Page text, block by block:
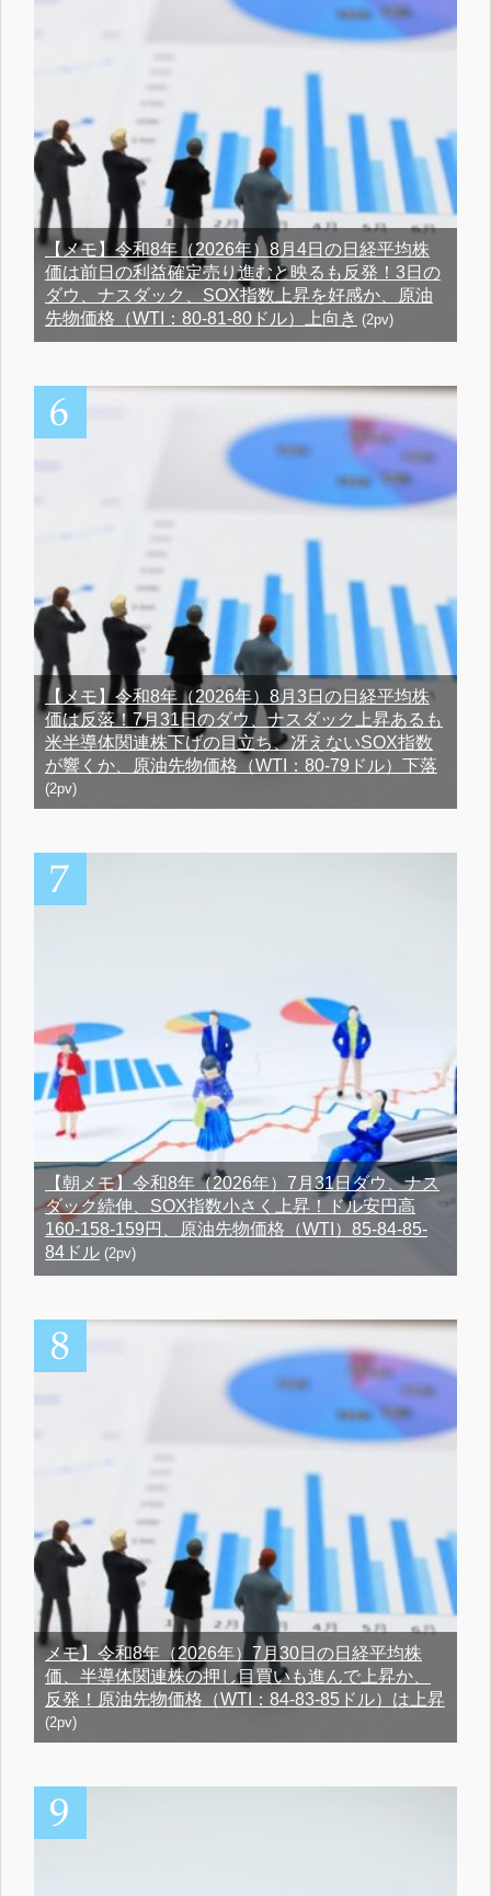
【メモ】令和8年（2026年）8月4日の日経平均株
価は前日の利益確定売り進むと映るも反発！3日の
ダウ、ナスダック、SOX指数上昇を好感か、原油
先物価格（WTI：80-81-80ドル）上向き (2pv)
【メモ】令和8年（2026年）8月3日の日経平均株
価は反落！7月31日のダウ、ナスダック上昇あるも
米半導体関連株下げの目立ち、冴えないSOX指数
が響くか、原油先物価格（WTI：80-79ドル）下落
(2pv)
【朝メモ】令和8年（2026年）7月31日ダウ、ナス
ダック続伸、SOX指数小さく上昇！ドル安円高
160-158-159円、原油先物価格（WTI）85-84-85-
84ドル (2pv)
メモ】令和8年（2026年）7月30日の日経平均株
価、半導体関連株の押し目買いも進んで上昇か、
反発！原油先物価格（WTI：84-83-85ドル）は上昇
(2pv)